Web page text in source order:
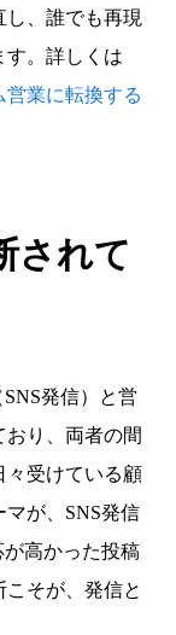
、誰でも再現
す。詳しくは
営業に転換する
されて
発信）と営
り、両者の間
々受けている顧
が、SNS発信
高かった投稿
そが、発信と